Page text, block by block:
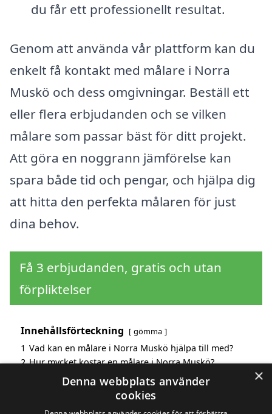
du får ett professionellt resultat.
Genom att använda vår plattform kan du
enkelt få kontakt med målare i Norra
Muskö och dess omgivningar. Beställ ett
eller flera erbjudanden och se vilken
målare som passar bäst för ditt projekt.
Att göra en noggrann jämförelse kan
spara både tid och pengar, och hjälpa dig
att hitta den perfekta målaren för just
dina behov.
Få 3 erbjudanden, gratis och utan
förpliktelser
Innehållsförteckning gömma
1 Vad kan en målare i Norra Muskö hjälpa till med?
2 Hur mycket kostar en målare i Norra Muskö?
Fördelar med att välja målare i Norra Muskö
Sök efter en skicklig målare i de omgivande städerna
×
Denna webbplats använder
cookies